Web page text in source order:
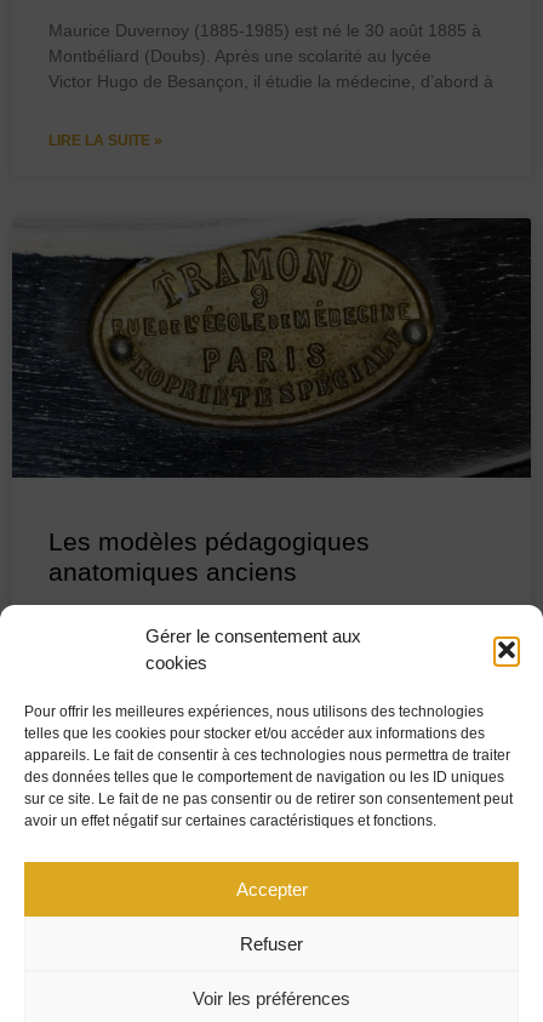
Gérer le consentement aux
cookies
Pour offrir les meilleures expériences, nous utilisons des technologies
telles que les cookies pour stocker et/ou accéder aux informations des
appareils. Le fait de consentir à ces technologies nous permettra de traiter
des données telles que le comportement de navigation ou les ID uniques
sur ce site. Le fait de ne pas consentir ou de retirer son consentement peut
avoir un effet négatif sur certaines caractéristiques et fonctions.
Accepter
Refuser
Voir les préférences
Maurice Duvernoy (1885-1985) est né le 30 août 1885 à
Montbéliard (Doubs). Après une scolarité au lycée
Victor Hugo de Besançon, il étudie la médecine, d’abord à
LIRE LA SUITE »
Les modèles pédagogiques
anatomiques anciens
Au XIXe siècle, les modèles anatomiques sont des outils
pédagogiques très utilisés dans de nombreuses
humaine. Unissant art et connaissance
LIRE LA SUITE »
CENTRE JURIDIQUE
POLITIQUE DE COOKIES (UE)